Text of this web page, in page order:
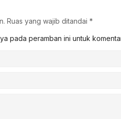
Ruas yang wajib ditandai *
pada peramban ini untuk